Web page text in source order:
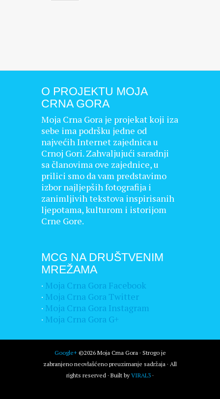
O PROJEKTU MOJA
CRNA GORA
Moja Crna Gora je projekat koji iza
sebe ima podršku jedne od
najvećih Internet zajednica u
Crnoj Gori. Zahvaljujući saradnji
sa članovima ove zajednice, u
prilici smo da vam predstavimo
izbor najljepših fotografija i
zanimljivih tekstova inspirisanih
ljepotama, kulturom i istorijom
Crne Gore.
MCG NA DRUŠTVENIM
MREŽAMA
· Moja Crna Gora Facebook
· Moja Crna Gora Twitter
· Moja Crna Gora Instagram
· Moja Crna Gora G+
Google+©2026 Moja Crna Gora · Strogo je
zabranjeno neovlašćeno preuzimanje sadržaja · All
rights reserved · Built by VIRAL3 ·